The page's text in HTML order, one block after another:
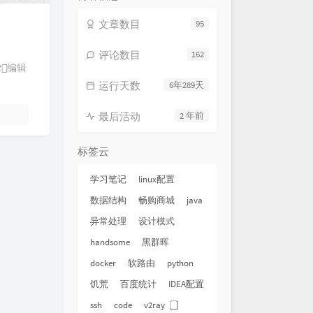
编辑
95
文章数目
162
评论数目
6年289天
运行天数
2 年前
最后活动
标签云
学习笔记
linux配置
数据结构
畅购商城
java
异常处理
设计模式
handsome
黑群晖
docker
软路由
python
饥荒
百度统计
IDEA配置
ssh
code v2ray